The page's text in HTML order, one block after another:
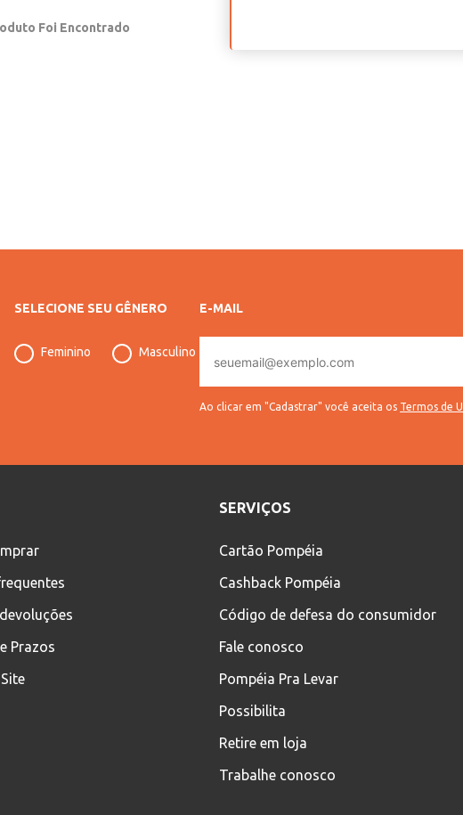
SELECIONE SEU GÊNERO
Feminino Masculino
E-MAIL
mail
Ao clicar em "Cadastrar" você aceita os Termos de
Prazos
SERVIÇOS
Cartão Pompéia
Cashback Pompéia
Código de defesa do consumidor
Fale conosco
Pompéia Pra Levar
Possibilita
Retire em loja
Trabalhe conosco